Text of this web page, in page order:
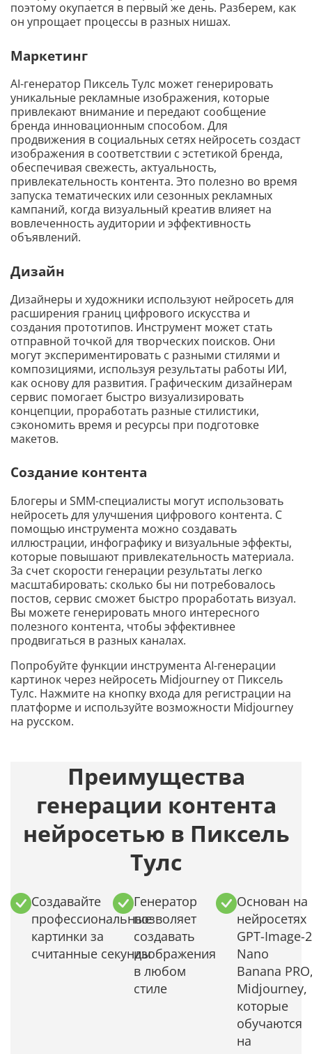
поэтому окупается в первый же день. Разберем, как
он упрощает процессы в разных нишах.
Маркетинг
AI-генератор Пиксель Тулс может генерировать
уникальные рекламные изображения, которые
привлекают внимание и передают сообщение
бренда инновационным способом. Для
продвижения в социальных сетях нейросеть создаст
изображения в соответствии с эстетикой бренда,
обеспечивая свежесть, актуальность,
привлекательность контента. Это полезно во время
запуска тематических или сезонных рекламных
кампаний, когда визуальный креатив влияет на
вовлеченность аудитории и эффективность
объявлений.
Дизайн
Дизайнеры и художники используют нейросеть для
расширения границ цифрового искусства и
создания прототипов. Инструмент может стать
отправной точкой для творческих поисков. Они
могут экспериментировать с разными стилями и
композициями, используя результаты работы ИИ,
как основу для развития. Графическим дизайнерам
сервис помогает быстро визуализировать
концепции, проработать разные стилистики,
сэкономить время и ресурсы при подготовке
макетов.
Создание контента
Блогеры и SMM-специалисты могут использовать
нейросеть для улучшения цифрового контента. С
помощью инструмента можно создавать
иллюстрации, инфографику и визуальные эффекты,
которые повышают привлекательность материала.
За счет скорости генерации результаты легко
масштабировать: сколько бы ни потребовалось
постов, сервис сможет быстро проработать визуал.
Вы можете генерировать много интересного
полезного контента, чтобы эффективнее
продвигаться в разных каналах.
Попробуйте функции инструмента AI-генерации
картинок через нейросеть Midjourney от Пиксель
Тулс. Нажмите на кнопку входа для регистрации на
платформе и используйте возможности Midjourney
на русском.
Преимущества
генерации контента
нейросетью в Пиксель
Тулс
Создавайте
профессиональные
картинки за
считанные секунды
Генератор
позволяет
создавать
изображения
в любом
стиле
Основан на
нейросетях
GPT-Image-
Nano
Banana
Midjourney,
которые
обучаются
на